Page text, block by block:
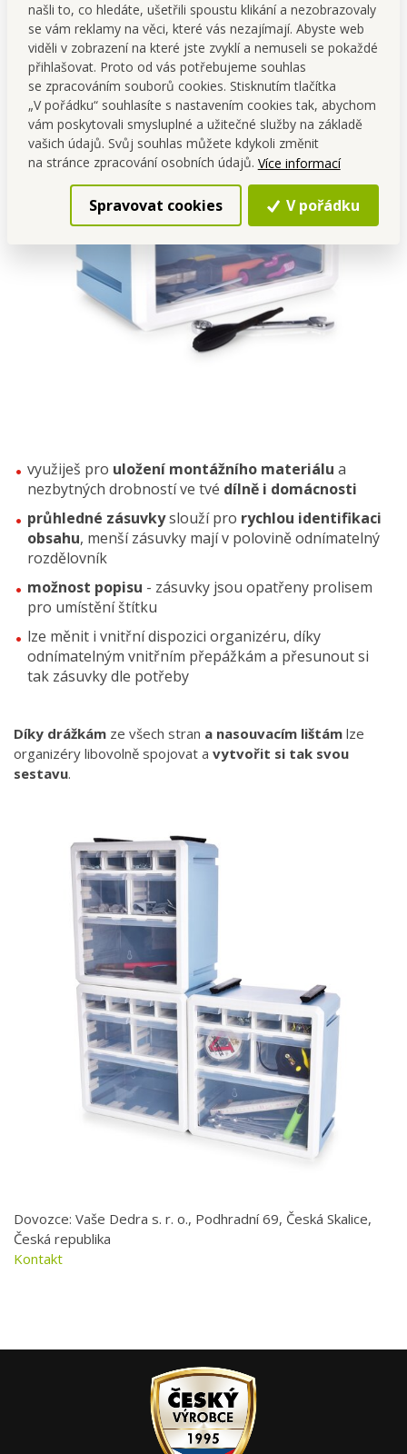
našli to, co hledáte, ušetřili spoustu klikání a nezobrazovaly
se vám reklamy na věci, které vás nezajímají. Abyste web
viděli v zobrazení na které jste zvyklí a nemuseli se pokaždé
přihlašovat. Proto od vás potřebujeme souhlas
se zpracováním souborů cookies. Stisknutím tlačítka
„V pořádku“ souhlasíte s nastavením cookies tak, abychom
vám poskytovali smysluplné a užitečné služby na základě
vašich údajů. Svůj souhlas můžete kdykoli změnit
na stránce zpracování osobních údajů. Více informací
Spravovat cookies V pořádku
využiješ pro uložení montážního materiálu a
nezbytných drobností ve tvé dílně i domácnosti
průhledné zásuvkyslouží pro rychlou identifikaci
obsahu, menší zásuvky mají v polovině odnímatelný
rozdělovník
možnost popisu - zásuvky jsou opatřeny prolisem
pro umístění štítku
lze měnit i vnitřní dispozici organizéru, díky
odnímatelným vnitřním přepážkám a přesunout si
tak zásuvky dle potřeby
Díky drážkám ze všech stran a nasouvacím lištám lze
organizéry libovolně spojovat a vytvořit si tak svou
sestavu.
Dovozce: Vaše Dedra s. r. o., Podhradní 69, Česká Skalice,
Česká republika
Kontakt